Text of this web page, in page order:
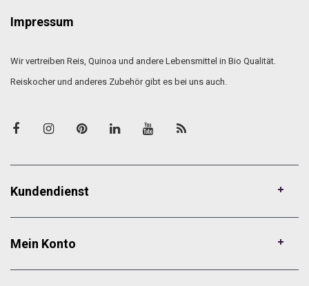
Impressum
Wir vertreiben Reis, Quinoa und andere Lebensmittel in Bio Qualität.
Reiskocher und anderes Zubehör gibt es bei uns auch.
Kundendienst
Mein Konto